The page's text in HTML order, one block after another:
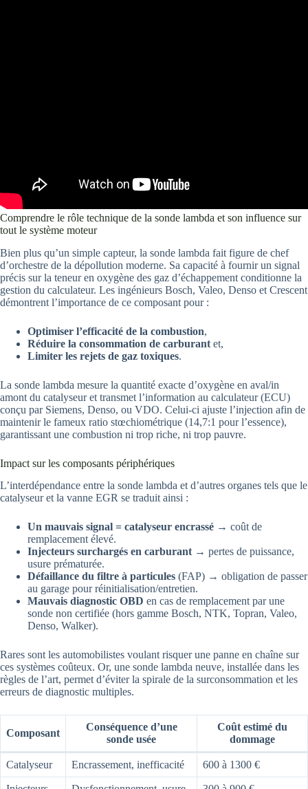
Comprendre le rôle technique de la sonde lambda et son influence sur
tout le système moteur
Bien plus qu’un simple capteur, la sonde lambda fait figure de chef
d’orchestre de la dépollution moderne. Sa capacité à fournir un signal
précis sur la teneur en oxygène des gaz d’échappement conditionne la
gestion du calculateur. Les ingénieurs Bosch, Valeo, Denso et Crescent
démontrent l’importance de ce composant pour :
Optimiser l’efficacité de la combustion,
Réduire la consommation de carburant et,
Limiter les rejets de gaz toxiques.
La sonde lambda mesure la quantité exacte d’oxygène en aval/in
amont du catalyseur et transmet l’information au calculateur (ECU)
conçu par Siemens, Denso, ou VDO. Celui-ci ajuste l’injection afin de
maintenir le fameux ratio stœchiométrique (14,7:1 pour l’essence),
garantissant une combustion ni trop riche, ni trop pauvre.
Impact sur les composants périphériques
L’interdépendance entre la sonde lambda et d’autres organes tels que le
catalyseur et la vanne EGR se traduit ainsi :
Un mauvais signal = catalyseur encrassé → coût de
remplacement élevé.
Injecteurs surchargés en carburant→ pertes de puissance,
usure prématurée.
Défaillance du filtre à particules (FAP) → obligation de passer
au garage pour réinitialisation/entretien.
Mauvais diagnostic OBD en cas de remplacement par une
sonde non certifiée (hors gamme Bosch, NTK, Topran, Valeo,
Denso, Walker).
Rares sont les automobilistes voulant risquer une panne en chaîne sur
ces systèmes coûteux. Or, une sonde lambda neuve, installée dans les
règles de l’art, permet d’éviter la spirale de la surconsommation et les
erreurs de diagnostic multiples.
Composant
Conséquence d’une
sonde usée
Coût estimé du
dommage
Catalyseur Encrassement, inefficacité 600 à 1300 €